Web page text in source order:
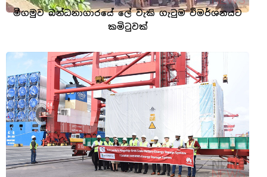
මීගමුව බන්ධනාගාරයේ ලේ වැකි ගැටුම විමර්ශනයට
කමිටුවක්